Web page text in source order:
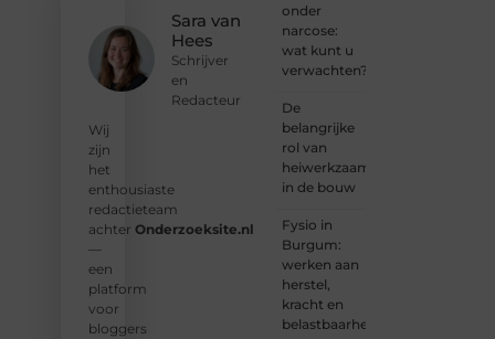
Sara van
Hees
Schrijver
en
Redacteur
Wij
zijn
het
enthousiaste
redactieteam
achter Onderzoeksite.nl
—
een
platform
voor
bloggers
onder
narcose:
wat kunt u
verwachten?
De
belangrijke
rol van
heiwerkzaamheden
in de bouw
Fysio in
Burgum:
werken aan
herstel,
kracht en
belastbaarheid